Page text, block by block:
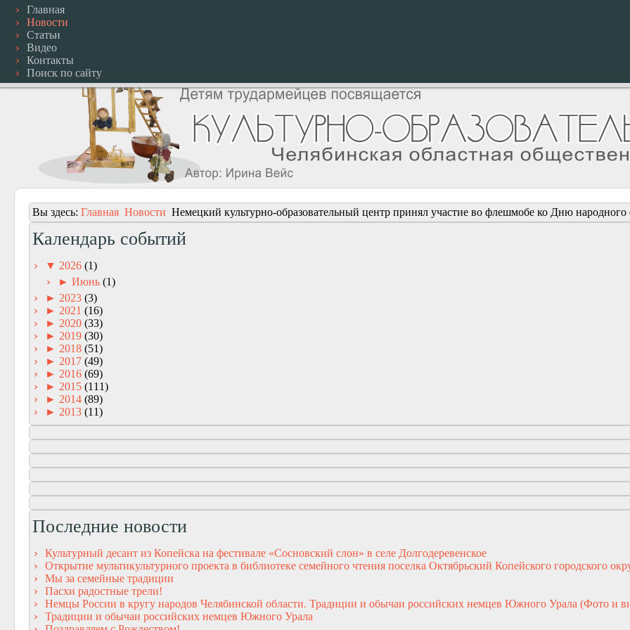
Главная
Новости
Статьи
Видео
Контакты
Поиск по сайту
Вы здесь: Главная Новости Немецкий культурно-образовательный центр принял участие во флешмобе ко Дню
Календарь событий
▼ 2026 (1)
► Июнь (1)
► 2023 (3)
► 2021 (16)
► 2020 (33)
► 2019 (30)
► 2018 (51)
► 2017 (49)
► 2016 (69)
► 2015 (111)
► 2014 (89)
► 2013 (11)
Последние новости
Культурный десант из Копейска на фестивале «Сосновский слон» в селе Долгодеревенское
Открытие мультикультурного проекта в библиотеке семейного чтения поселка Октябрьский Копейского городского
Мы за семейные традиции
Пасхи радостные трели!
Немцы России в кругу народов Челябинской области. Традиции и обычаи российских немцев Южного Урала (Фото и
Традиции и обычаи российских немцев Южного Урала